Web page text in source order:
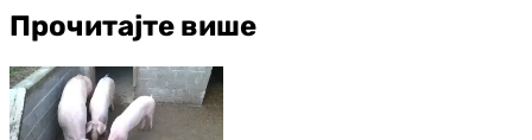
Прочитајте више